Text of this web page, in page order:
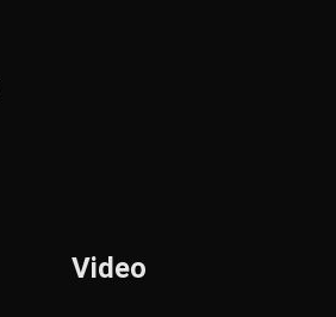
Video